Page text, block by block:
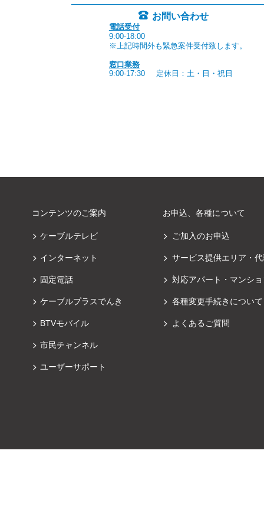
お問い合わせ
電話受付
9:00-18:00
※上記時間外も緊急案件受付致します。
窓口業務
9:00-17:30
定休日：土・日・祝日
コンテンツのご案内
ケーブルテレビ
インターネット
固定電話
ケーブルプラスでんき
BTVモバイル
市民チャンネル
ユーザーサポート
お申込、各種について
ご加入のお申込
サービス提供エリア・
対応アパート・マンシ
各種変更手続きについて
よくあるご質問